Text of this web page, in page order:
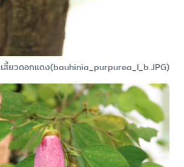
เสี้ยวดอกแดง(bauhinia_purpurea_l_b.JPG)